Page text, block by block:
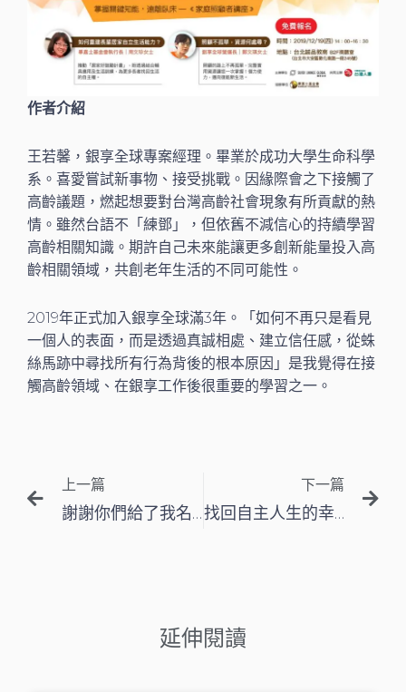
作者介紹
王若馨，銀享全球專案經理。畢業於成功大學生命科學
系。喜愛嘗試新事物、接受挑戰。因緣際會之下接觸了
高齡議題，燃起想要對台灣高齡社會現象有所貢獻的熱
情。雖然台語不「練鄧」，但依舊不減信心的持續學習
高齡相關知識。期許自己未來能讓更多創新能量投入高
齡相關領域，共創老年生活的不同可能性。
2019年正式加入銀享全球滿3年。「如何不再只是看見
一個人的表面，而是透過真誠相處、建立信任感，從蛛
絲馬跡中尋找所有行為背後的根本原因」是我覺得在接
觸高齡領域、在銀享工作後很重要的學習之一。
上一篇
謝謝你們給了我名字，我以此為傲
下一篇
找回自主人生的幸福高齡秘訣
延伸閱讀